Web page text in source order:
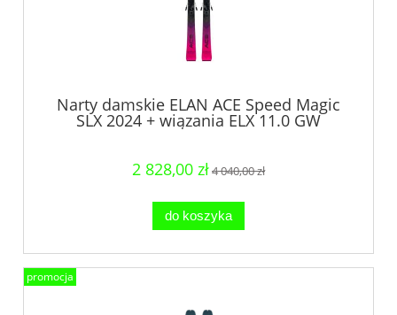
Narty damskie ELAN ACE Speed Magic
SLX 2024 + wiązania ELX 11.0 GW
2 828,00 zł4 040,00 zł
do koszyka
promocja